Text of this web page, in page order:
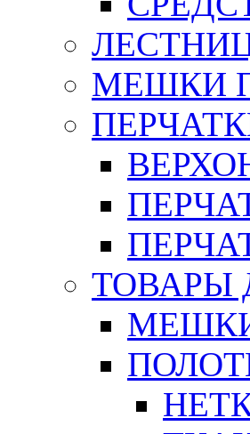
МЕШКИ
ТОВАРЫ